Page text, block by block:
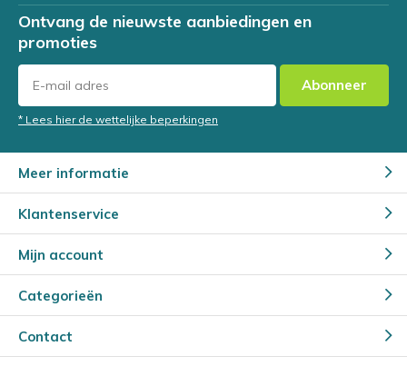
Ontvang de nieuwste aanbiedingen en
promoties
Abonneer
* Lees hier de wettelijke beperkingen
Meer informatie
Klantenservice
Mijn account
Categorieën
Contact